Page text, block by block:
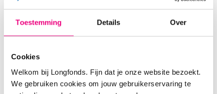
Toestemming Details Over
Cookies
Welkom bij Longfonds. Fijn dat je onze website bezoekt.
We gebruiken cookies om jouw gebruikerservaring te
volgende update gewerkt aan de mogelijkheid om
idee dat jij nog wat anders bedoelt. Heb je voor mij
een voorbeeld hiervan? Partners/naasten kunnen
Of bedoel je het anders? Help me even verder
hiermee. Vast bedankt, Bert